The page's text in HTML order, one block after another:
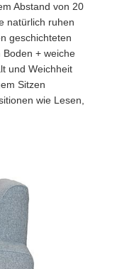
Abstand von 20
natürlich ruhen
geschichteten
+ weiche
und Weichheit
Sitzen
wie Lesen,